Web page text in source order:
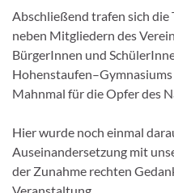
Abschließend trafen sich die
neben Mitgliedern des
BürgerInnen und
Hohenstaufen–Gymnas
Mahnmal für die Opfer des
Hierwurde noch einmal
Auseinandersetzung mit
der Zunahme rechten G